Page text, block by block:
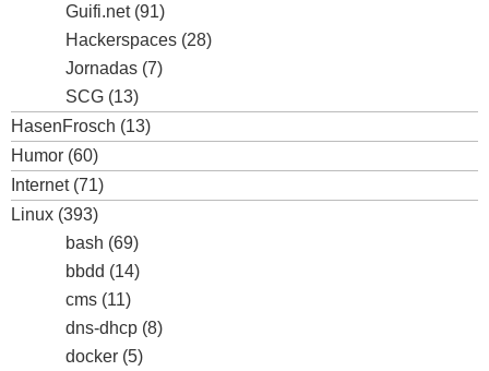
Guifi.net(91)
Hackerspaces (28)
Jornadas (7)
SCG (13)
HasenFrosch (13)
Humor (60)
Internet(71)
Linux (393)
bash (69)
bbdd (14)
cms (11)
dns-dhcp (8)
docker (5)